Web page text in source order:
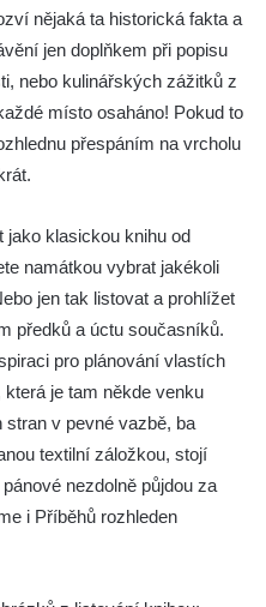
nějaká ta historická fakta a
jen doplňkem při popisu
nebo kulinářských zážitků z
místo osaháno! Pokud to
přespáním na vrcholu
klasickou knihu od
namátkou vybrat jakékoli
jen tak listovat a prohlížet
předků a úctu současníků.
pro plánování vlastích
je tam někde venku
stran v pevné vazbě, ba
textilní záložkou, stojí
nezdolně půjdou za
i Příběhů rozhleden